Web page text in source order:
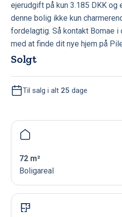
ejerudgift på kun 3.185 DKK og
denne bolig ikke kun
fordelagtig. Så kontakt Bomae
med at finde dit nye hjem på
Solgt
Til salg i alt 25 dage
72 m²
Boligareal